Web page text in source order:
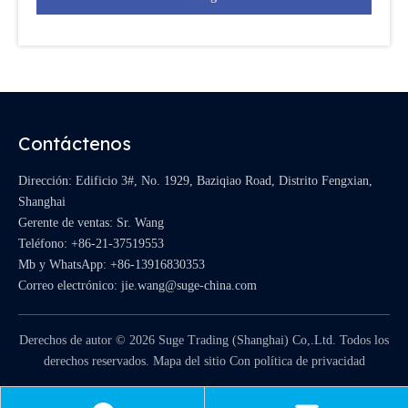
Contáctenos
Dirección: Edificio 3#, No. 1929, Baziqiao Road, Distrito Fengxian,
Shanghai
Gerente de ventas: Sr. Wang
Teléfono: +86-21-37519553
Mb y WhatsApp: +86-13916830353
Correo electrónico: jie.wang@suge-china.com
Derechos de autor © 2026 Suge Trading (Shanghai) Co,.Ltd. Todos los
derechos reservados. Mapa del sitioCon política de privacidad